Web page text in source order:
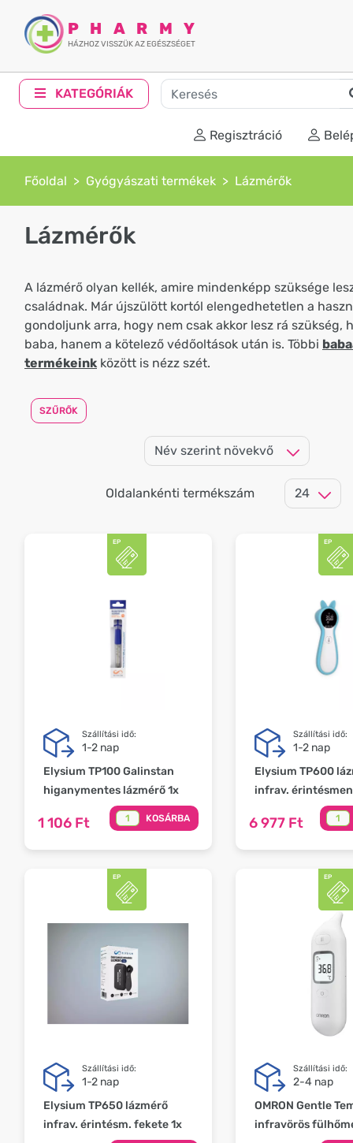
PHARMY
HÁZHOZ VISSZÜK AZ EGÉSZSÉGET
KATEGÓRIÁK
Regisztráció
Főoldal Gyógyászati termékek Lázmérők
Lázmérők
A lázmérő olyan kellék, amire mindenképp szüksége
családnak. Már újszülött kortól elengedhetetlen a
gondoljunk arra, hogy nem csak akkor lesz rá szükség,
baba, hanem a kötelező védőoltások után is. Többi
termékeink között is nézz szét.
SZŰRŐK
Oldalankénti termékszám
Szállítási idő:
1-2 nap
Elysium TP100 Galinstan
higanymentes lázmérő 1x
1 106 Ft KOSÁRBA
Szállítási idő:
1-2 nap
Elysium TP600
infrav.
6 977 Ft
Szállítási idő:
1-2 nap
Elysium TP650 lázmérő
infrav. érintésm. fekete 1x
Szállítási idő:
2-4 nap
OMRON Gentle
infravörös